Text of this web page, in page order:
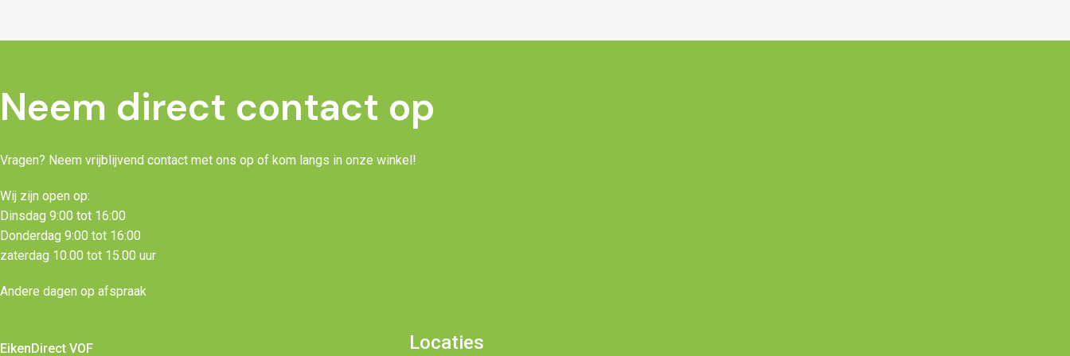
Neem direct contact op
Vragen? Neem vrijblijvend contact met ons op of kom langs in onze winkel!
Wij zijn open op:
Dinsdag 9:00 tot 16:00
Donderdag 9:00 tot 16:00
zaterdag 10.00 tot 15.00 uur
Andere dagen op afspraak
EikenDirect VOF Locaties